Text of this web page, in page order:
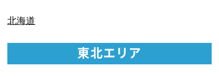
北海道
東北エリア